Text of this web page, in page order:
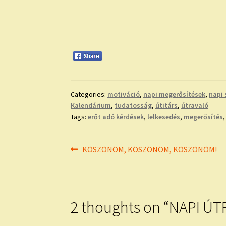
Categories: motiváció, napi megerősítések, napi
Kalendárium, tudatosság, útitárs, útravaló
Tags:erőt adó kérdések, lelkesedés, megerősítés
Bejegyzés
Previous
KÖSZÖNÖM, KÖSZÖNÖM, KÖSZÖNÖM!
2 thoughts on “NAPI